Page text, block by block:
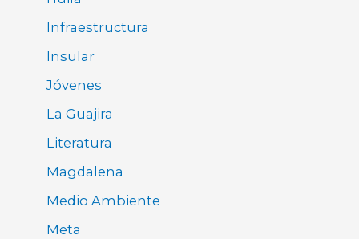
Infraestructura
Insular
Jóvenes
La Guajira
Literatura
Magdalena
Medio Ambiente
Meta